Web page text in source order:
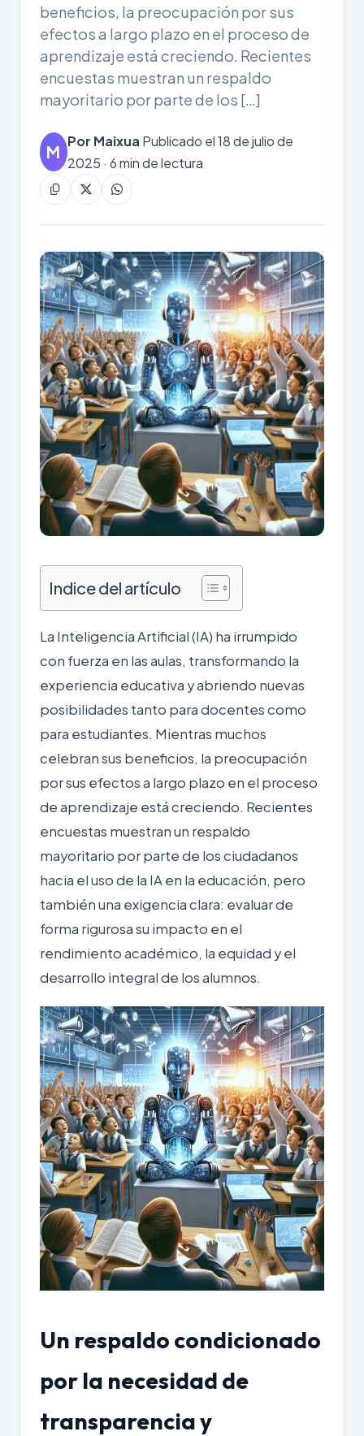
beneficios, la preocupación por sus
efectos a largo plazo en el proceso de
aprendizaje está creciendo. Recientes
encuestas muestran un respaldo
mayoritario por parte de los […]
M
Por Maixua Publicado el 18 de julio de
2025 · 6 min de lectura
Indice del artículo
La Inteligencia Artificial (IA) ha irrumpido
con fuerza en las aulas, transformando la
experiencia educativa y abriendo nuevas
posibilidades tanto para docentes como
para estudiantes. Mientras muchos
celebran sus beneficios, la preocupación
por sus efectos a largo plazo en el proceso
de aprendizaje está creciendo. Recientes
encuestas muestran un respaldo
mayoritario por parte de los ciudadanos
hacia el uso de la IA en la educación, pero
también una exigencia clara: evaluar de
forma rigurosa su impacto en el
rendimiento académico, la equidad y el
desarrollo integral de los alumnos.
Un respaldo condicionado
por la necesidad de
transparencia y